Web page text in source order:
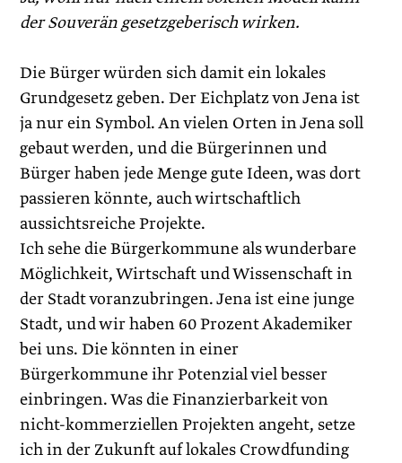
der Souverän gesetzgeberisch wirken.
Die Bürger würden sich damit ein lokales
Grundgesetz geben. Der Eichplatz von Jena ist
ja nur ein Symbol. An vielen Orten in Jena soll
gebaut werden, und die Bürgerinnen und
Bürger haben jede Menge gute Ideen, was dort
passieren könnte, auch wirtschaftlich
aussichtsreiche Projekte.
Ich sehe die Bürgerkommune als wunderbare
Möglichkeit, Wirtschaft und Wissenschaft in
der Stadt voranzubringen. Jena ist eine junge
Stadt, und wir haben 60 Prozent Akademiker
bei uns. Die könnten in einer
Bürgerkommune ihr Potenzial viel besser
einbringen. Was die Finanzierbarkeit von
nicht-kommerziellen Projekten angeht, setze
ich in der Zukunft auf lokales Crowdfunding